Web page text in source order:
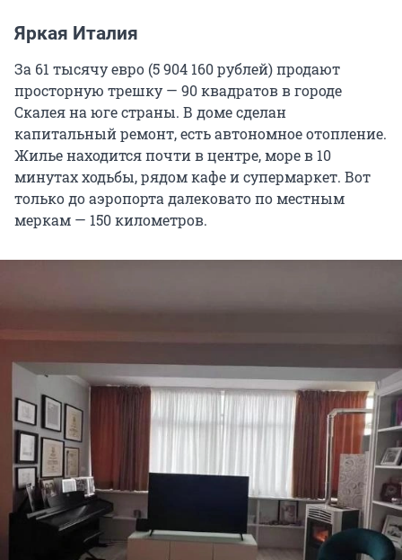
Яркая Италия
За 61 тысячу евро (5 904 160 рублей) продают
просторную трешку — 90 квадратов в городе
Скалея на юге страны. В доме сделан
капитальный ремонт, есть автономное отопление.
Жилье находится почти в центре, море в 10
минутах ходьбы, рядом кафе и супермаркет. Вот
только до аэропорта далековато по местным
меркам — 150 километров.